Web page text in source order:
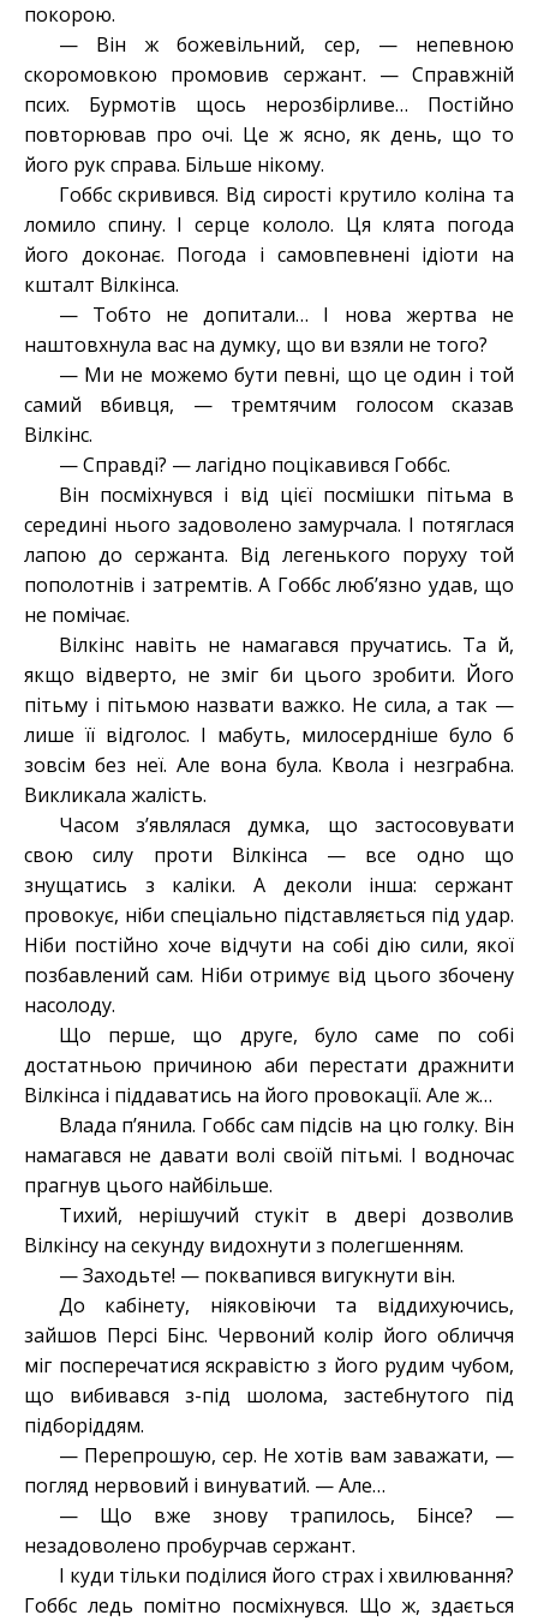
покорою.
— Він ж божевільний, сер, — непевною
скоромовкою промовив сержант. — Справжній
псих. Бурмотів щось нерозбірливе… Постійно
повторював про очі. Це ж ясно, як день, що то
його рук справа. Більше нікому.
Гоббс скривився. Від сирості крутило коліна та
ломило спину. І серце кололо. Ця клята погода
його доконає. Погода і самовпевнені ідіоти на
кшталт Вілкінса.
— Тобто не допитали… І нова жертва не
наштовхнула вас на думку, що ви взяли не того?
— Ми не можемо бути певні, що це один і той
самий вбивця, — тремтячим голосом сказав
Вілкінс.
— Справді? — лагідно поцікавився Гоббс.
Він посміхнувся і від цієї посмішки пітьма в
середині нього задоволено замурчала. І потяглася
лапою до сержанта. Від легенького поруху той
пополотнів і затремтів. А Гоббс люб’язно удав, що
не помічає.
Вілкінс навіть не намагався пручатись. Та й,
якщо відверто, не зміг би цього зробити. Його
пітьму і пітьмою назвати важко. Не сила, а так —
лише її відголос. І мабуть, милосердніше було б
зовсім без неї. Але вона була. Квола і незграбна.
Викликала жалість.
Часом з’являлася думка, що застосовувати
свою силу проти Вілкінса — все одно що
знущатись з каліки. А деколи інша: сержант
провокує, ніби спеціально підставляється під удар.
Ніби постійно хоче відчути на собі дію сили, якої
позбавлений сам. Ніби отримує від цього збочену
насолоду.
Що перше, що друге, було саме по собі
достатньою причиною аби перестати дражнити
Вілкінса і піддаватись на його провокації. Але ж…
Влада п’янила. Гоббс сам підсів на цю голку. Він
намагався не давати волі своїй пітьмі. І водночас
прагнув цього найбільше.
Тихий, нерішучий стукіт в двері дозволив
Вілкінсу на секунду видохнути з полегшенням.
— Заходьте! — поквапився вигукнути він.
До кабінету, ніяковіючи та віддихуючись,
зайшов Персі Бінс. Червоний колір його обличчя
міг посперечатися яскравістю з його рудим чубом,
що вибивався з-під шолома, застебнутого під
підборіддям.
— Перепрошую, сер. Не хотів вам заважати, —
погляд нервовий і винуватий. — Але…
— Що вже знову трапилось, Бінсе? —
незадоволено пробурчав сержант.
І куди тільки поділися його страх і хвилювання?
Гоббс ледь помітно посміхнувся. Що ж, здається